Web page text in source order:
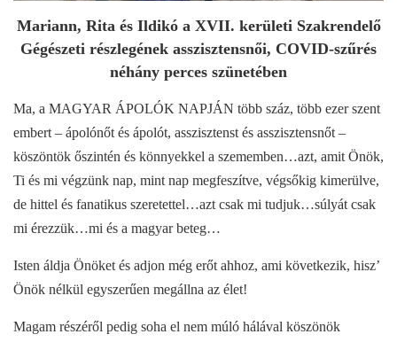
Mariann, Rita és Ildikó a XVII. kerületi Szakrendelő
Gégészeti részlegének asszisztensnői, COVID-szűrés
néhány perces szünetében
Ma, a MAGYAR ÁPOLÓK NAPJÁN több száz, több ezer szent
embert – ápolónőt és ápolót, asszisztenst és asszisztensnőt –
köszöntök őszintén és könnyekkel a szememben…azt, amit Önök,
Ti és mi végzünk nap, mint nap megfeszítve, végsőkig kimerülve,
de hittel és fanatikus szeretettel…azt csak mi tudjuk…súlyát csak
mi érezzük…mi és a magyar beteg…
Isten áldja Önöket és adjon még erőt ahhoz, ami következik, hisz’
Önök nélkül egyszerűen megállna az élet!
Magam részéről pedig soha el nem múló hálával köszönök